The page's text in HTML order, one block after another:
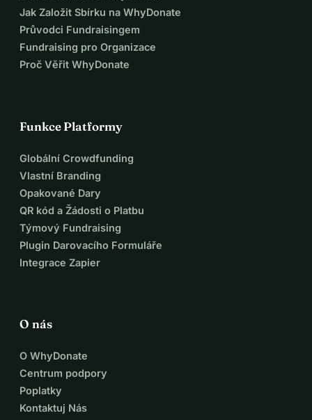
Jak Založit Sbírku na WhyDonate
Průvodci Fundraisingem
Fundraising pro Organizace
Proč Věřit WhyDonate
Funkce Platformy
Globální Crowdfunding
Vlastní Branding
Opakované Dary
QR kód a Žádosti o Platbu
Týmový Fundraising
Plugin Darovacího Formuláře
Integrace Zapier
O nás
O WhyDonate
Centrum podpory
Poplatky
Kontaktuj Nás